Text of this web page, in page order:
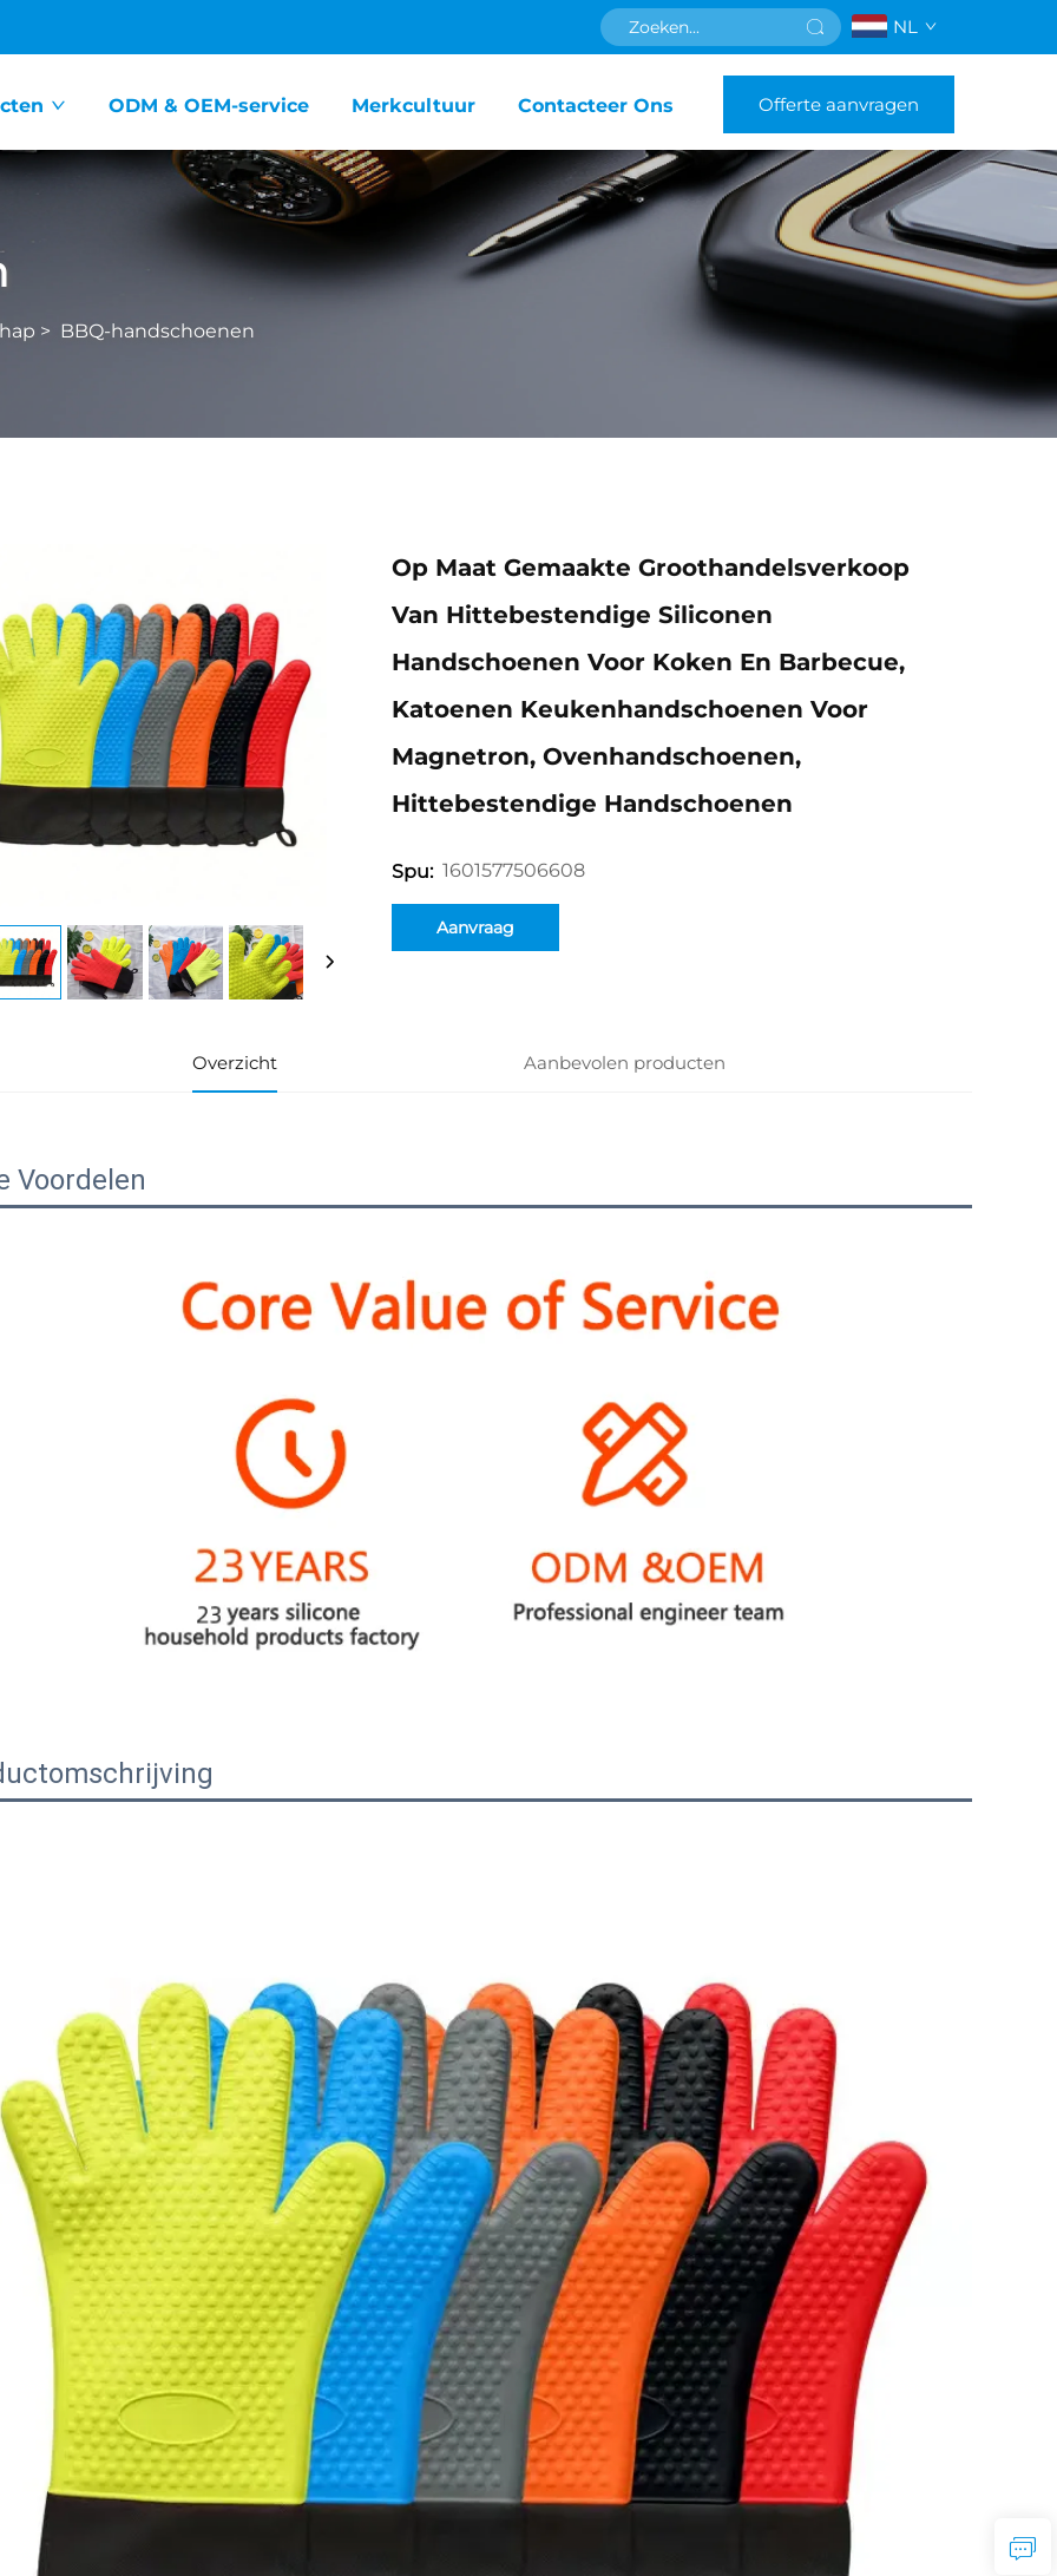
NL
ODM & OEM-service Merkcultuur Contacteer Ons Offerte aanvragen
> BBQ-handschoenen
Op Maat Gemaakte Groothandelsverkoop
Van Hittebestendige Siliconen
Handschoenen Voor Koken En Barbecue,
Katoenen Keukenhandschoenen Voor
Magnetron, Ovenhandschoenen,
Hittebestendige Handschoenen
Spu: 1601577506608
Aanvraag
Overzicht Aanbevolen producten
Voordelen